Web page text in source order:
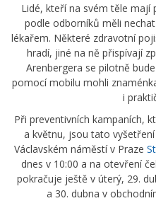
Lidé, kteří na svém těle mají
podle odborníků měli
lékařem. Některé zdravotní
hradí, jiné na ně přispívají
Arenbergera se pilotně
pomocí mobilu mohli
i
Při preventivních kampaních,
a květnu, jsou tato
Václavském náměstí v Praze
dnes v 10:00 a na otevření
pokračuje ještě v úterý, 29.
a 30. dubna v